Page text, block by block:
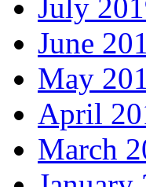
July
June
May
April
March